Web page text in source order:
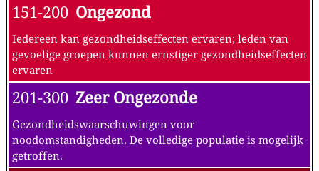
151-200 Ongezond
Iedereen kan gezondheidseffecten ervaren; leden van
gevoelige groepen kunnen ernstiger gezondheidseffecten
ervaren
201-300 Zeer Ongezonde
Gezondheidswaarschuwingen voor
noodomstandigheden. De volledige populatie is mogelijk
getroffen.